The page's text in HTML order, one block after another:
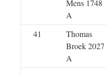
Mens 1748
A
41
Thomas
Broek 2027
A